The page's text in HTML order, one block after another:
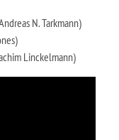
N. Tarkmann)
Linckelmann)